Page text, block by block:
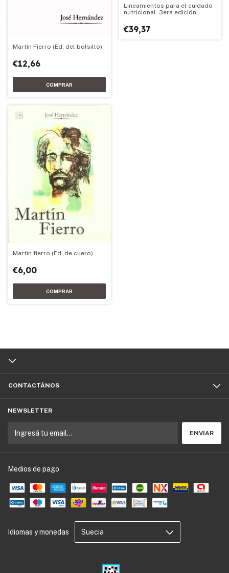
Martín Fierro (Ed. del bolsillo)
€12,66
Lineamientos para el cuidado
nutricional. 3era edición
€39,37
Martin fierro (Ed. de cuero)
€6,00
CONTACTÁNOS
NEWSLETTER
Medios de pago
Idiomas y monedas